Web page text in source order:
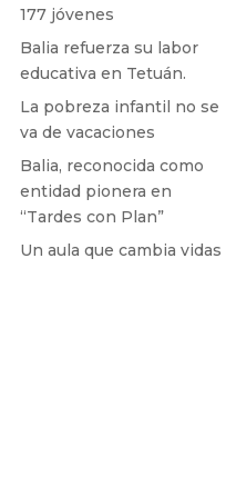
177 jóvenes
Balia refuerza su labor
educativa en Tetuán.
La pobreza infantil no se
va de vacaciones
Balia, reconocida como
entidad pionera en
“Tardes con Plan”
Un aula que cambia vidas